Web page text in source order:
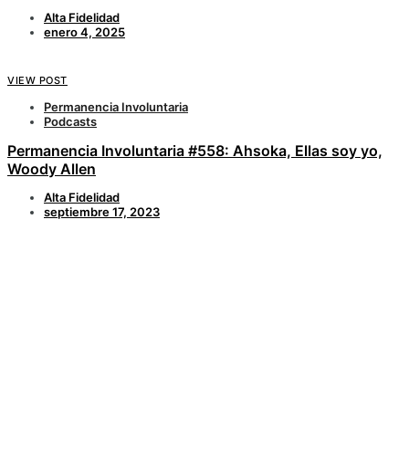
Alta Fidelidad
enero 4, 2025
VIEW POST
Permanencia Involuntaria
Podcasts
Permanencia Involuntaria #558: Ahsoka, Ellas soy yo,
Woody Allen
Alta Fidelidad
septiembre 17, 2023